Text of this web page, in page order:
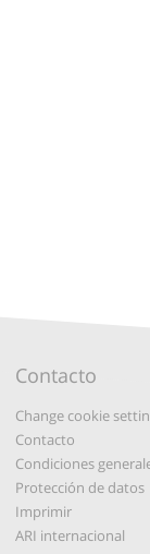
Contacto
Change cookie
Contacto
Condiciones
Protección de datos
Imprimir
ARI internacional